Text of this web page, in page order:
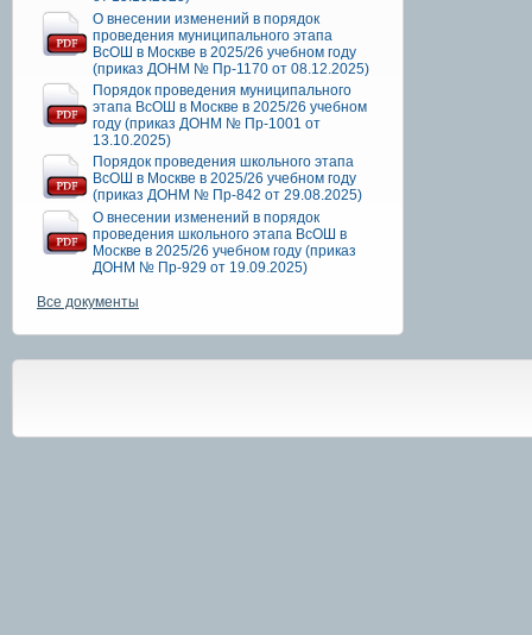
О внесении изменений в порядок
проведения муниципального этапа
ВсОШ в Москве в 2025/26 учебном году
(приказ ДОНМ № Пр-1170 от 08.12.2025)
Порядок проведения муниципального
этапа ВсОШ в Москве в 2025/26 учебном
году (приказ ДОНМ № Пр-1001 от
13.10.2025)
Порядок проведения школьного этапа
ВсОШ в Москве в 2025/26 учебном году
(приказ ДОНМ № Пр-842 от 29.08.2025)
О внесении изменений в порядок
проведения школьного этапа ВсОШ в
Москве в 2025/26 учебном году (приказ
ДОНМ № Пр-929 от 19.09.2025)
Все документы